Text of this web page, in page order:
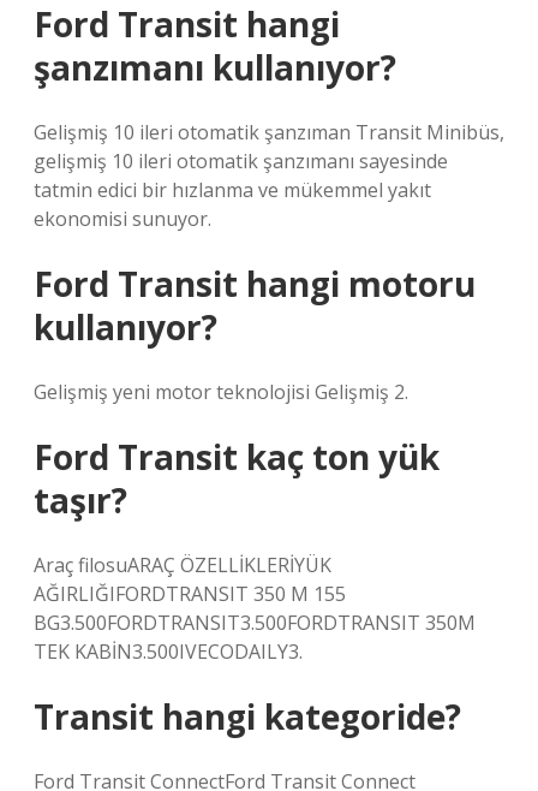
Ford Transit hangi
şanzımanı kullanıyor?
Gelişmiş 10 ileri otomatik şanzıman Transit Minibüs,
gelişmiş 10 ileri otomatik şanzımanı sayesinde
tatmin edici bir hızlanma ve mükemmel yakıt
ekonomisi sunuyor.
Ford Transit hangi motoru
kullanıyor?
Gelişmiş yeni motor teknolojisi Gelişmiş 2.
Ford Transit kaç ton yük
taşır?
Araç filosuARAÇ ÖZELLİKLERİYÜK
AĞIRLIĞIFORDTRANSIT 350 M 155
BG3.500FORDTRANSIT3.500FORDTRANSIT 350M
TEK KABİN3.500IVECODAILY3.
Transit hangi kategoride?
Ford Transit ConnectFord Transit Connect